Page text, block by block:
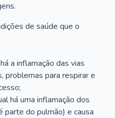
de saúde que o
a inflamação das vias
problemas para respirar e
há uma inflamação dos
parte do pulmão) e causa